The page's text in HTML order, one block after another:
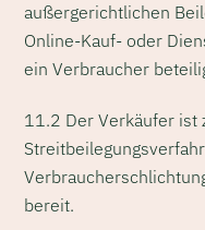
außergerichtlichen
Online-Kauf- oder
ein Verbraucher
11.2 Der Verkäufer ist
bereit.